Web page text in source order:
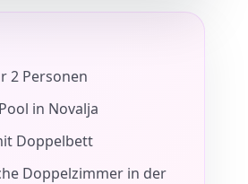
2 Personen
in Novalja
Doppelbett
Doppelzimmer in der